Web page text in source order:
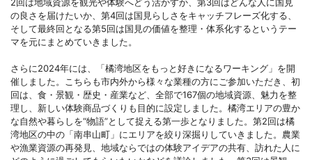
2回は地域資源を観光や体験へどう活かすか、第3回はどんな人に国見
の良さを届けたいか、第4回は国見らしさをキャッチフレーズ化する、
そして最終回となる第5回は国見の価値を整理・体系化するというテー
マを元にまとめていきました。
さらに2024年には、「橘湾地区をもっと好きになるワーキング」を開
催しました。こちらも市内外から様々な業種の方にご参加いただき、初
回は、食・景観・歴史・産業など、全部で167個の地域資源、魅力を整
理し、新しい体験商品づくりも目的に設定しました。橘湾エリアの豊か
な自然や暮らしを“物語”として捉える第一歩となりました。第2回は橘
湾地区の中の「南串山町」にエリアを絞り深掘りしていきました。農業
や漁業資源の再発見、地域ならではの体験アイデアの共有、訪れた人に